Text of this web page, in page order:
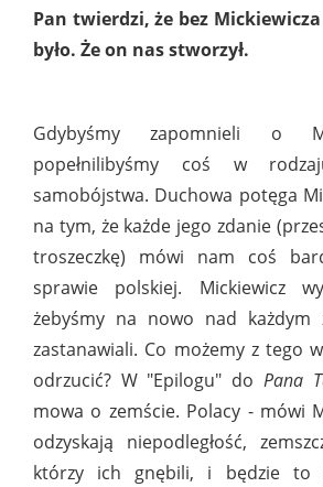
Pan twierdzi, że bez
było. Że on nas stworzył.
Gdybyśmy zapomnieli o
popełnilibyśmy coś w
samobójstwa. Duchowa potęga
na tym, że każde jego zdanie
troszeczkę) mówi nam coś
sprawie polskiej. Mickiewicz
żebyśmy na nowo nad
zastanawiali. Co możemy z tego
odrzucić? W "Epilogu" do Pana
mowa o zemście. Polacy - mówi
odzyskają niepodległość,
którzy ich gnębili, i będzie to